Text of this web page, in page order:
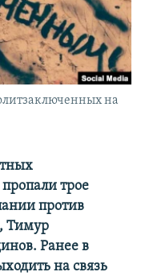
на
трое
против
Тимур
Ранее в
на связь